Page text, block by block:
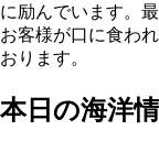
に励んでいます。
お客様が口に食わ
おります。
本日の海洋